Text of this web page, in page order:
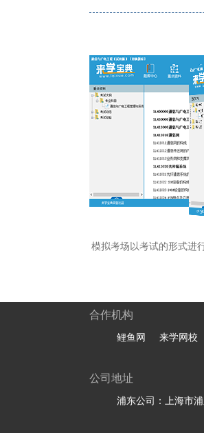
模拟考场以考试的形式进
合作机构
鲤鱼网 来学网校
公司地址
浦东公司：上海市